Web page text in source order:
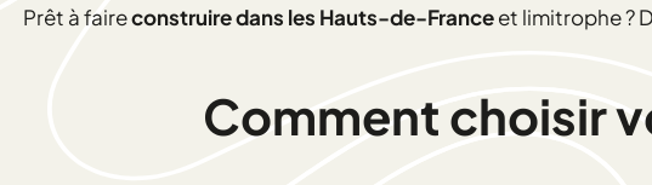
Prêt à faireconstruire dans les Hauts-de-Franceet limitrophe ?
Comment choisir